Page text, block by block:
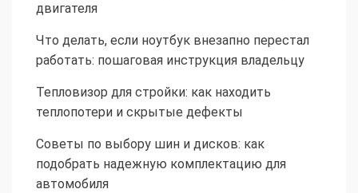
двигателя
Что делать, если ноутбук внезапно перестал
работать: пошаговая инструкция владельцу
Тепловизор для стройки: как находить
теплопотери и скрытые дефекты
Советы по выбору шин и дисков: как
подобрать надежную комплектацию для
автомобиля